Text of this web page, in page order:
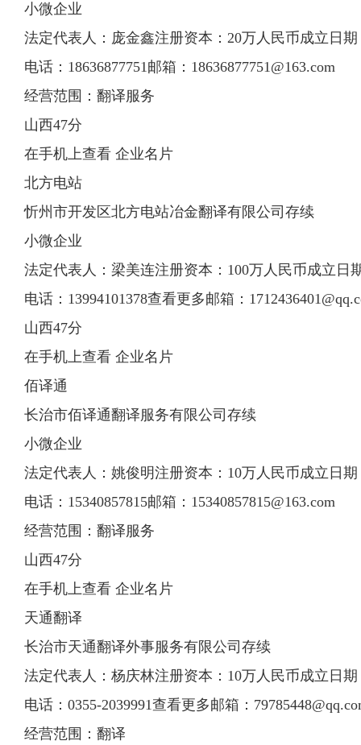
小微企业
法定代表人：庞金鑫注册资本：20万人民币成立日期
电话：18636877751邮箱： 18636877751@163.com
经营范围：翻译服务
山西47分
在手机上查看 企业名片
北方电站
忻州市开发区北方电站冶金翻译有限公司存续
小微企业
法定代表人：梁美连注册资本：100万人民币成立日
电话：13994101378查看更多邮箱：
山西47分
在手机上查看 企业名片
佰译通
长治市佰译通翻译服务有限公司存续
小微企业
法定代表人：姚俊明注册资本：10万人民币成立日期
电话：15340857815邮箱： 15340857815@163.com
经营范围：翻译服务
山西47分
在手机上查看 企业名片
天通翻译
长治市天通翻译外事服务有限公司存续
法定代表人：杨庆林注册资本：10万人民币成立日期
电话：0355-2039991查看更多邮箱：
经营范围：翻译